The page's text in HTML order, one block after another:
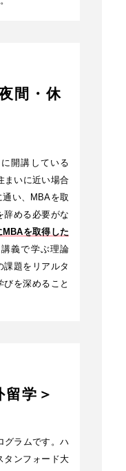
間・休
開講している
まいに近い場合
通い、MBAを取
辞める必要がな
MBAを取得した
義で学ぶ理論
課題をリアルタ
びを深めること
学＞
グラムです。ハ
タンフォード大